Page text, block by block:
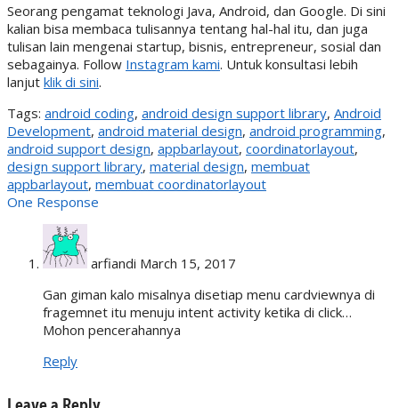
Seorang pengamat teknologi Java, Android, dan Google. Di sini
kalian bisa membaca tulisannya tentang hal-hal itu, dan juga
tulisan lain mengenai startup, bisnis, entrepreneur, sosial dan
sebagainya. Follow Instagram kami. Untuk konsultasi lebih
lanjut klik di sini.
Tags: android coding, android design support library, Android
Development, android material design, android programming,
android support design, appbarlayout, coordinatorlayout,
design support library, material design, membuat
appbarlayout, membuat coordinatorlayout
One Response
arfiandi March 15, 2017
Gan giman kalo misalnya disetiap menu cardviewnya di
fragemnet itu menuju intent activity ketika di click…
Mohon pencerahannya
Reply